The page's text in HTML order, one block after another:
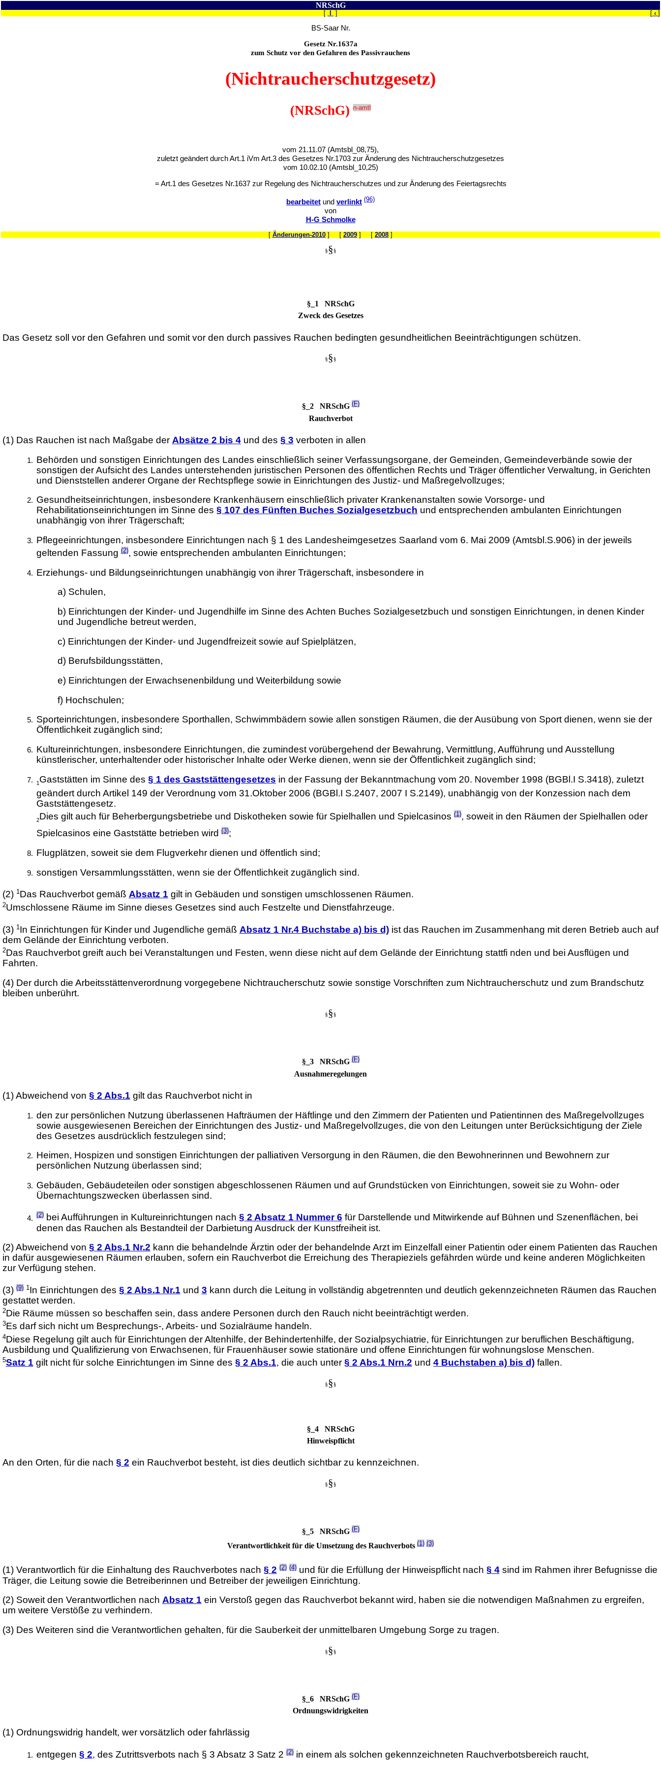
NRSchG
[ ] [ ‹ ]
BS-Saar Nr.
Gesetz Nr.1637a
zum Schutz vor den Gefahren des Passivrauchens
(Nichtraucherschutzgesetz)
(NRSchG) n-amtl
vom 21.11.07 (Amtsbl_08,75),
zuletzt geändert durch Art.1 iVm Art.3 des Gesetzes Nr.1703 zur Änderung des Nichtraucherschutzgesetzes
vom 10.02.10 (Amtsbl_10,25)
= Art.1 des Gesetzes Nr.1637 zur Regelung des Nichtraucherschutzes und zur Änderung des Feiertagsrechts
bearbeitet und verlinkt (96)
von
H-G Schmolke
[ Änderungen-2010 ] [ 2009 ] [ 2008 ]
§§ §
§_1 NRSchG
Zweck des Gesetzes
Das Gesetz soll vor den Gefahren und somit vor den durch passives Rauchen bedingten gesundheitlichen Beeinträchtigungen schützen.
§§ §
§_2 NRSchG(F)
Rauchverbot
(1) Das Rauchen ist nach Maßgabe der Absätze 2 bis 4und des § 3 verboten in allen
Behörden und sonstigen Einrichtungen des Landes einschließlich seiner Verfassungsorgane, der Gemeinden, Gemeindeverbände sowie der
sonstigen der Aufsicht des Landes unterstehenden juristischen Personen des öffentlichen Rechts und Träger öffentlicher Verwaltung, in Gerichten
und Dienststellen anderer Organe der Rechtspflege sowie in Einrichtungen des Justiz- und Maßregelvollzuges;
Gesundheitseinrichtungen, insbesondere Krankenhäusern einschließlich privater Krankenanstalten sowie Vorsorge- und
Rehabilitationseinrichtungen im Sinne des § 107 des Fünften Buches Sozialgesetzbuch und entsprechenden ambulanten Einrichtungen
unabhängig von ihrer Trägerschaft;
Pflegeeinrichtungen, insbesondere Einrichtungen nach § 1 des Landesheimgesetzes Saarland vom 6. Mai 2009 (Amtsbl.S.906) in der jeweils
geltenden Fassung (2), sowie entsprechenden ambulanten Einrichtungen;
Erziehungs- und Bildungseinrichtungen unabhängig von ihrer Trägerschaft, insbesondere in
a) Schulen,
b) Einrichtungen der Kinder- und Jugendhilfe im Sinne des Achten Buches Sozialgesetzbuch und sonstigen Einrichtungen, in denen Kinder
und Jugendliche betreut werden,
c) Einrichtungen der Kinder- und Jugendfreizeit sowie auf Spielplätzen,
d) Berufsbildungsstätten,
e) Einrichtungen der Erwachsenenbildung und Weiterbildung sowie
f) Hochschulen;
Sporteinrichtungen, insbesondere Sporthallen, Schwimmbädern sowie allen sonstigen Räumen, die der Ausübung von Sport dienen, wenn sie der
Öffentlichkeit zugänglich sind;
Kultureinrichtungen, insbesondere Einrichtungen, die zumindest vorübergehend der Bewahrung, Vermittlung, Aufführung und Ausstellung
künstlerischer, unterhaltender oder historischer Inhalte oder Werke dienen, wenn sie der Öffentlichkeit zugänglich sind;
1 Gaststätten im Sinne des § 1 des Gaststättengesetzes in der Fassung der Bekanntmachung vom 20. November 1998 (BGBl.I S.3418), zuletzt
geändert durch Artikel 149 der Verordnung vom 31.Oktober 2006 (BGBl.I S.2407, 2007 I S.2149), unabhängig von der Konzession nach dem
Gaststättengesetz.
2Dies gilt auch für Beherbergungsbetriebe und Diskotheken sowie für Spielhallen und Spielcasinos (1), soweit in den Räumen der Spielhallen oder
Spielcasinos eine Gaststätte betrieben wird (3);
Flugplätzen, soweit sie dem Flugverkehr dienen und öffentlich sind;
sonstigen Versammlungsstätten, wenn sie der Öffentlichkeit zugänglich sind.
(2) 1Das Rauchverbot gemäß Absatz 1 gilt in Gebäuden und sonstigen umschlossenen Räumen.
2Umschlossene Räume im Sinne dieses Gesetzes sind auch Festzelte und Dienstfahrzeuge.
(3) 1In Einrichtungen für Kinder und Jugendliche gemäß Absatz 1 Nr.4 Buchstabe a) bis d)ist das Rauchen im Zusammenhang mit deren Betrieb auch auf
dem Gelände der Einrichtung verboten.
2Das Rauchverbot greift auch bei Veranstaltungen und Festen, wenn diese nicht auf dem Gelände der Einrichtung stattfi nden und bei Ausflügen und
Fahrten.
(4) Der durch die Arbeitsstättenverordnung vorgegebene Nichtraucherschutz sowie sonstige Vorschriften zum Nichtraucherschutz und zum Brandschutz
bleiben unberührt.
§§ §
§_3 NRSchG(F)
Ausnahmeregelungen
(1)Abweichend von § 2 Abs.1 gilt das Rauchverbot nicht in
den zur persönlichen Nutzung überlassenen Hafträumen der Häftlinge und den Zimmern der Patienten und Patientinnen des Maßregelvollzuges
sowie ausgewiesenen Bereichen der Einrichtungen des Justiz- und Maßregelvollzuges, die von den Leitungen unter Berücksichtigung der Ziele
des Gesetzes ausdrücklich festzulegen sind;
Heimen, Hospizen und sonstigen Einrichtungen der palliativen Versorgung in den Räumen, die den Bewohnerinnen und Bewohnern zur
persönlichen Nutzung überlassen sind;
Gebäuden, Gebäudeteilen oder sonstigen abgeschlossenen Räumen und auf Grundstücken von Einrichtungen, soweit sie zu Wohn- oder
Übernachtungszwecken überlassen sind.
(2) bei Aufführungen in Kultureinrichtungen nach § 2 Absatz 1 Nummer 6 für Darstellende und Mitwirkende auf Bühnen und Szenenflächen, bei
denen das Rauchen als Bestandteil der Darbietung Ausdruck der Kunstfreiheit ist.
(2)Abweichend von § 2 Abs.1 Nr.2 kann die behandelnde Ärztin oder der behandelnde Arzt im Einzelfall einer Patientin oder einem Patienten das Rauchen
in dafür ausgewiesenen Räumen erlauben, sofern ein Rauchverbot die Erreichung des Therapieziels gefährden würde und keine anderen Möglichkeiten
zur Verfügung stehen.
(3)(9) 1In Einrichtungen des § 2 Abs.1 Nr.1 und 3 kann durch die Leitung in vollständig abgetrennten und deutlich gekennzeichneten Räumen das Rauchen
gestattet werden.
2Die Räume müssen so beschaffen sein, dass andere Personen durch den Rauch nicht beeinträchtigt werden.
3Es darf sich nicht um Besprechungs-, Arbeits- und Sozialräume handeln.
4Diese Regelung gilt auch für Einrichtungen der Altenhilfe, der Behindertenhilfe, der Sozialpsychiatrie, für Einrichtungen zur beruflichen Beschäftigung,
Ausbildung und Qualifizierung von Erwachsenen, für Frauenhäuser sowie stationäre und offene Einrichtungen für wohnungslose Menschen.
5Satz 1 gilt nicht für solche Einrichtungen im Sinne des § 2 Abs.1, die auch unter § 2 Abs.1 Nrn.2 und 4 Buchstaben a) bis d)fallen.
§§ §
§_4 NRSchG
Hinweispflicht
An den Orten, für die nach § 2 ein Rauchverbot besteht, ist dies deutlich sichtbar zu kennzeichnen.
§§ §
§_5 NRSchG(F)
Verantwortlichkeit für die Umsetzung des Rauchverbots (1) (3)
(1) Verantwortlich für die Einhaltung des Rauchverbotes nach § 2 (2) (4)und für die Erfüllung der Hinweispflicht nach § 4sind im Rahmen ihrer Befugnisse die
Träger, die Leitung sowie die Betreiberinnen und Betreiber der jeweiligen Einrichtung.
(2) Soweit den Verantwortlichen nach Absatz 1 ein Verstoß gegen das Rauchverbot bekannt wird, haben sie die notwendigen Maßnahmen zu ergreifen,
um weitere Verstöße zu verhindern.
(3) Des Weiteren sind die Verantwortlichen gehalten, für die Sauberkeit der unmittelbaren Umgebung Sorge zu tragen.
§§ §
§_6 NRSchG(F)
Ordnungswidrigkeiten
(1) Ordnungswidrig handelt, wer vorsätzlich oder fahrlässig
entgegen § 2, des Zutrittsverbots nach § 3 Absatz 3 Satz 2 (2)in einem als solchen gekennzeichneten Rauchverbotsbereich raucht,